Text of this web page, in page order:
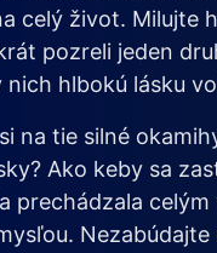
celý život. Milujte
pozreli jeden
nich hlbokú lásku
na tie silné
Ako keby sa
prechádzala celým
Nezabúdajte